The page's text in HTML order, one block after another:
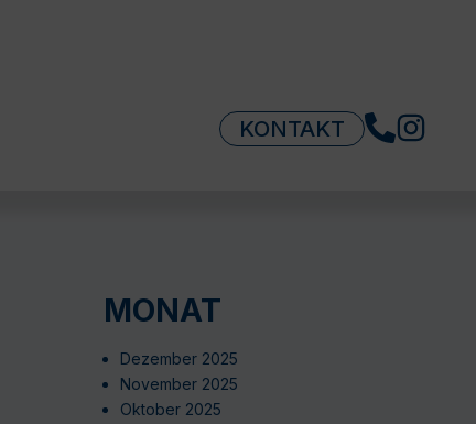
KONTAKT
MONAT
Dezember 2025
November 2025
Oktober 2025